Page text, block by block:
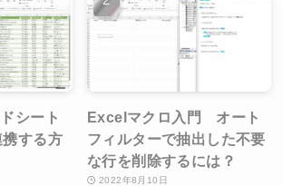
シート
する方
Excelマクロ入門 オート
フィルターで抽出した不要
な行を削除するには？
2022年8月10日